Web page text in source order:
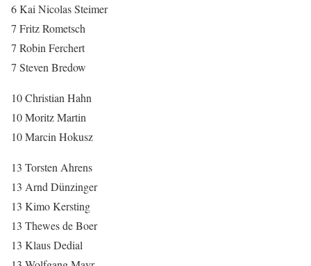
6 Kai Nicolas Steimer
7 Fritz Rometsch
7 Robin Ferchert
7 Steven Bredow
10 Christian Hahn
10 Moritz Martin
10 Marcin Hokusz
13 Torsten Ahrens
13 Arnd Dünzinger
13 Kimo Kersting
13 Thewes de Boer
13 Klaus Dedial